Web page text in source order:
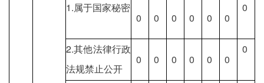
1.属于国家秘密
0 0 0 0 0 0
0
2.其他法律行政
法规禁止公开
0 0 0 0 0 0
0